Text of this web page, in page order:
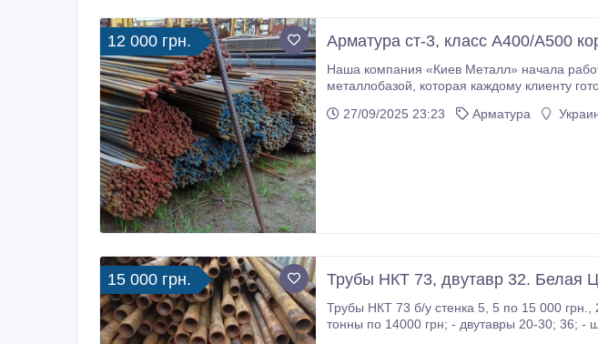
12 000 грн. Арматура ст-3, класс А400/А500
Наша компания «Киев Металл» начала
металлобазой, которая каждому клиенту готова предложить широкий ассортимент, состоящий более чем из 550 наименований
27/09/2025 23:23
Арматура
15 000 грн. Трубы НКТ 73, двутавр 32. Белая
Трубы НКТ 73 б/у стенка 5, 5 по 15 000 грн., 22 тонны, отличное состояние. - двутавр 32, полка 13, сварен из листа 12 мм = 8, 25
тонны по 14000 грн; - двутавры 20-30; 36; - швеллер 20 - 20 тонн; - газгольдеры; - АЗГС; - фермы и ангары. Изготовление